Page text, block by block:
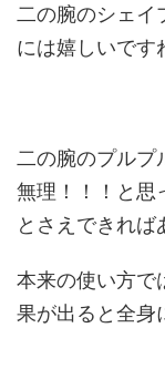
二の腕のシェイ
には嬉しいです
二の腕のプルプ
無理！！！と思
とさえできれば
本来の使い方で
果が出ると全身